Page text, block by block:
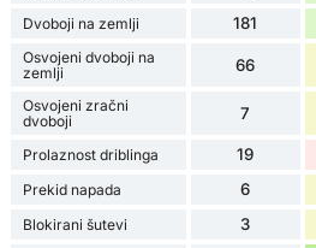
Dvoboji na zemlji 181
Osvojeni dvoboji na
zemlji
66
Osvojeni zračni
dvoboji
7
Prolaznost driblinga 19
Prekid napada 6
Blokirani šutevi 3